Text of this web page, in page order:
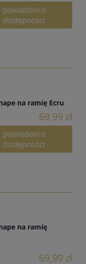
powiadom o
dostępności
na ramię Ecru
69,99 zł
powiadom o
dostępności
na ramię
69,99 zł